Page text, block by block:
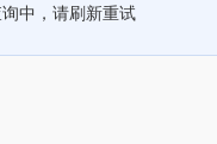
中，请刷新重试